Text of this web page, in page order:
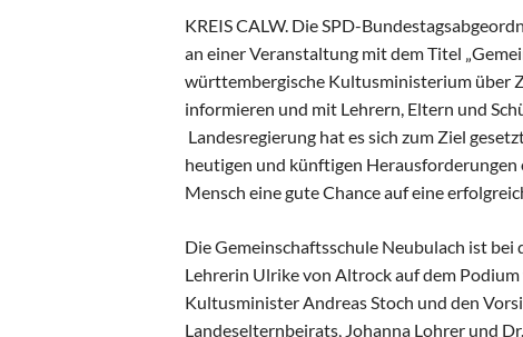
KREIS CALW. Die SPD-
an einer Veranstaltung mit dem Titel
württembergische Kultusministerium über
informieren und mit Lehrern, Eltern und
Landesregierung hat es sich zum Ziel
heutigen und künftigen
Mensch eine gute Chance auf eine
Die Gemeinschaftsschule Neubulach ist
Lehrerin Ulrike von Altrock auf dem
Kultusminister Andreas Stoch und den
Landeselternbeirats, Johanna Lohrer und